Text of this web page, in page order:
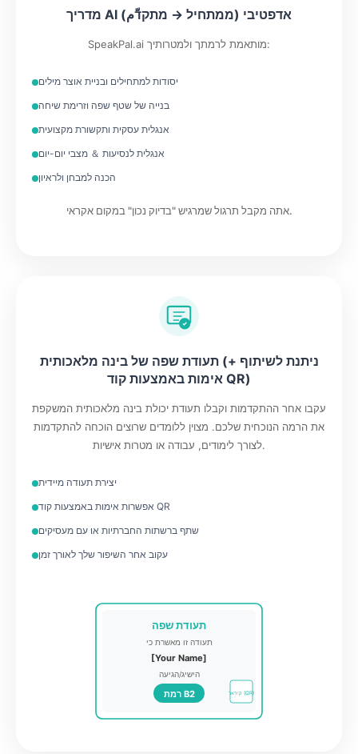
מדריך AI אדפטיבי (ממתחיל → מתקדّم)
SpeakPal.ai מותאמת לרמתך ולמטרותיך:
יסודות למתחילים ובניית אוצר מילים
בנייה של שטף שפה וזרימת שיחה
אנגלית עסקית ותקשורת מקצועית
אנגלית לנסיעות ＆ מצבי יום-יום
הכנה למבחן ולראיון
אתה מקבל תרגול שמרגיש "בדיוק נכון" במקום אקראי.
תעודת שפה של בינה מלאכותית (ניתנת לשיתוף +
אימות באמצעות קוד QR)
עקבו אחר ההתקדמות וקבלו תעודת יכולת בינה מלאכותית המשקפת
את הרמה הנוכחית שלכם. מצוין ללומדים שרוצים הוכחה להתקדמות
לצורך לימודים, עבודה או מטרות אישיות.
יצירת תעודה מיידית
אפשרות אימות באמצעות קוד QR
שתף ברשתות החברתיות או עם מעסיקים
עקוב אחר השיפור שלך לאורך זמן
תעודת שפה
תעודה זו מאשרת כי
[Your Name]
הישיג/הגיעה
רמת B2 קיו־אר (QR)